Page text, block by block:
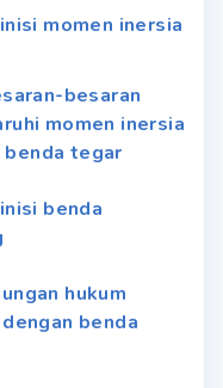
momen inersia
besaran
momen inersia
tegar
benda
hukum
benda